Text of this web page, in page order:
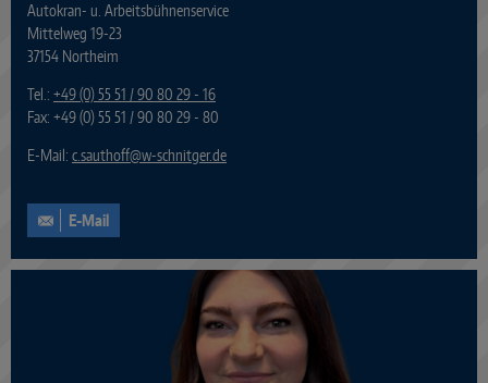
Autokran- u. Arbeitsbühnenservice
Mittelweg 19-23
37154 Northeim
Tel.: +49 (0) 55 51 / 90 80 29 - 16
Fax: +49 (0) 55 51 / 90 80 29 - 80
E-Mail: c.sauthoff@w-schnitger.de
E-Mail